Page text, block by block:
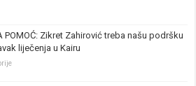
POMOĆ: Zikret Zahirović treba našu podršku
liječenja u Kairu